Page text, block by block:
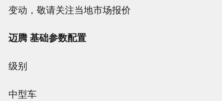
变动，敬请关注当地市场报价
迈腾 基础参数配置
级别
中型车